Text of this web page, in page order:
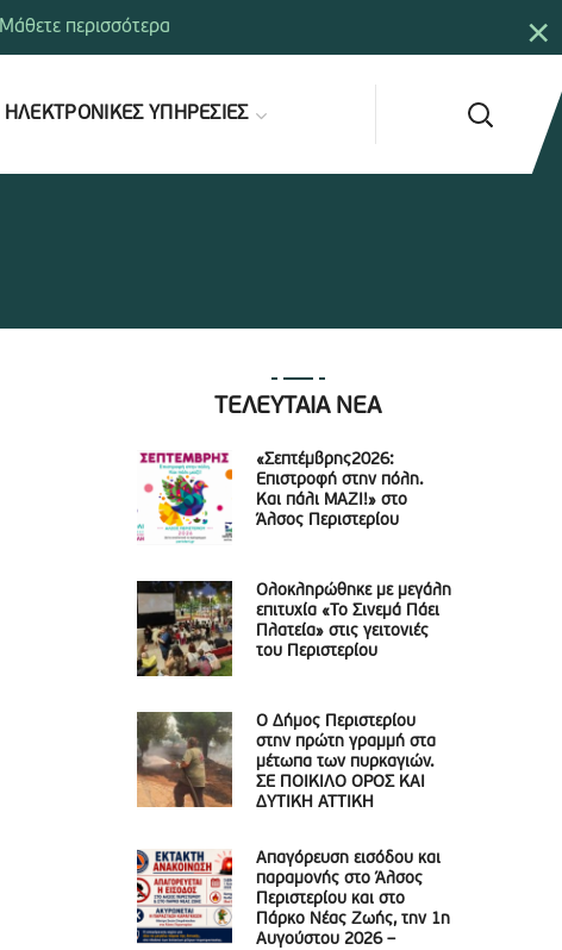
ΗΛΕΚΤΡΟΝΙΚΕΣ ΥΠΗΡΕΣΙΕΣ
ΤΕΛΕΥΤΑΙΑ ΝΕΑ
«Σεπτέμβρης2026:
Επιστροφή στην πόλη.
Και πάλι ΜΑΖΙ!» στο
Άλσος Περιστερίου
Ολοκληρώθηκε με μεγάλη
επιτυχία «Το Σινεμά Πάει
Πλατεία» στις γειτονιές
του Περιστερίου
Ο Δήμος Περιστερίου
στην πρώτη γραμμή στα
μέτωπα των πυρκαγιών.
ΣΕ ΠΟΙΚΙΛΟ ΟΡΟΣ ΚΑΙ
ΔΥΤΙΚΗ ΑΤΤΙΚΗ
Απαγόρευση εισόδου και
παραμονής στο Άλσος
Περιστερίου και στο
Πάρκο Νέας Ζωής, την 1η
Αυγούστου 2026 –
×
Μάθετε περισσότερα